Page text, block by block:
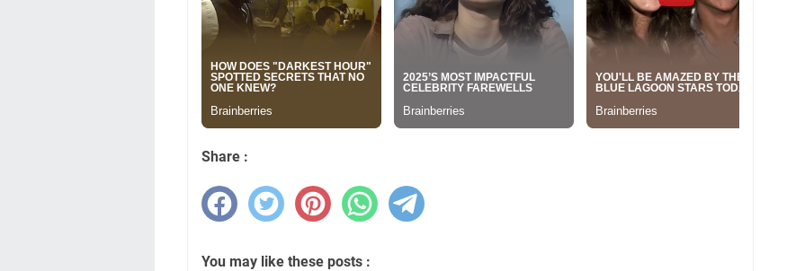
Share :
You may like these posts :